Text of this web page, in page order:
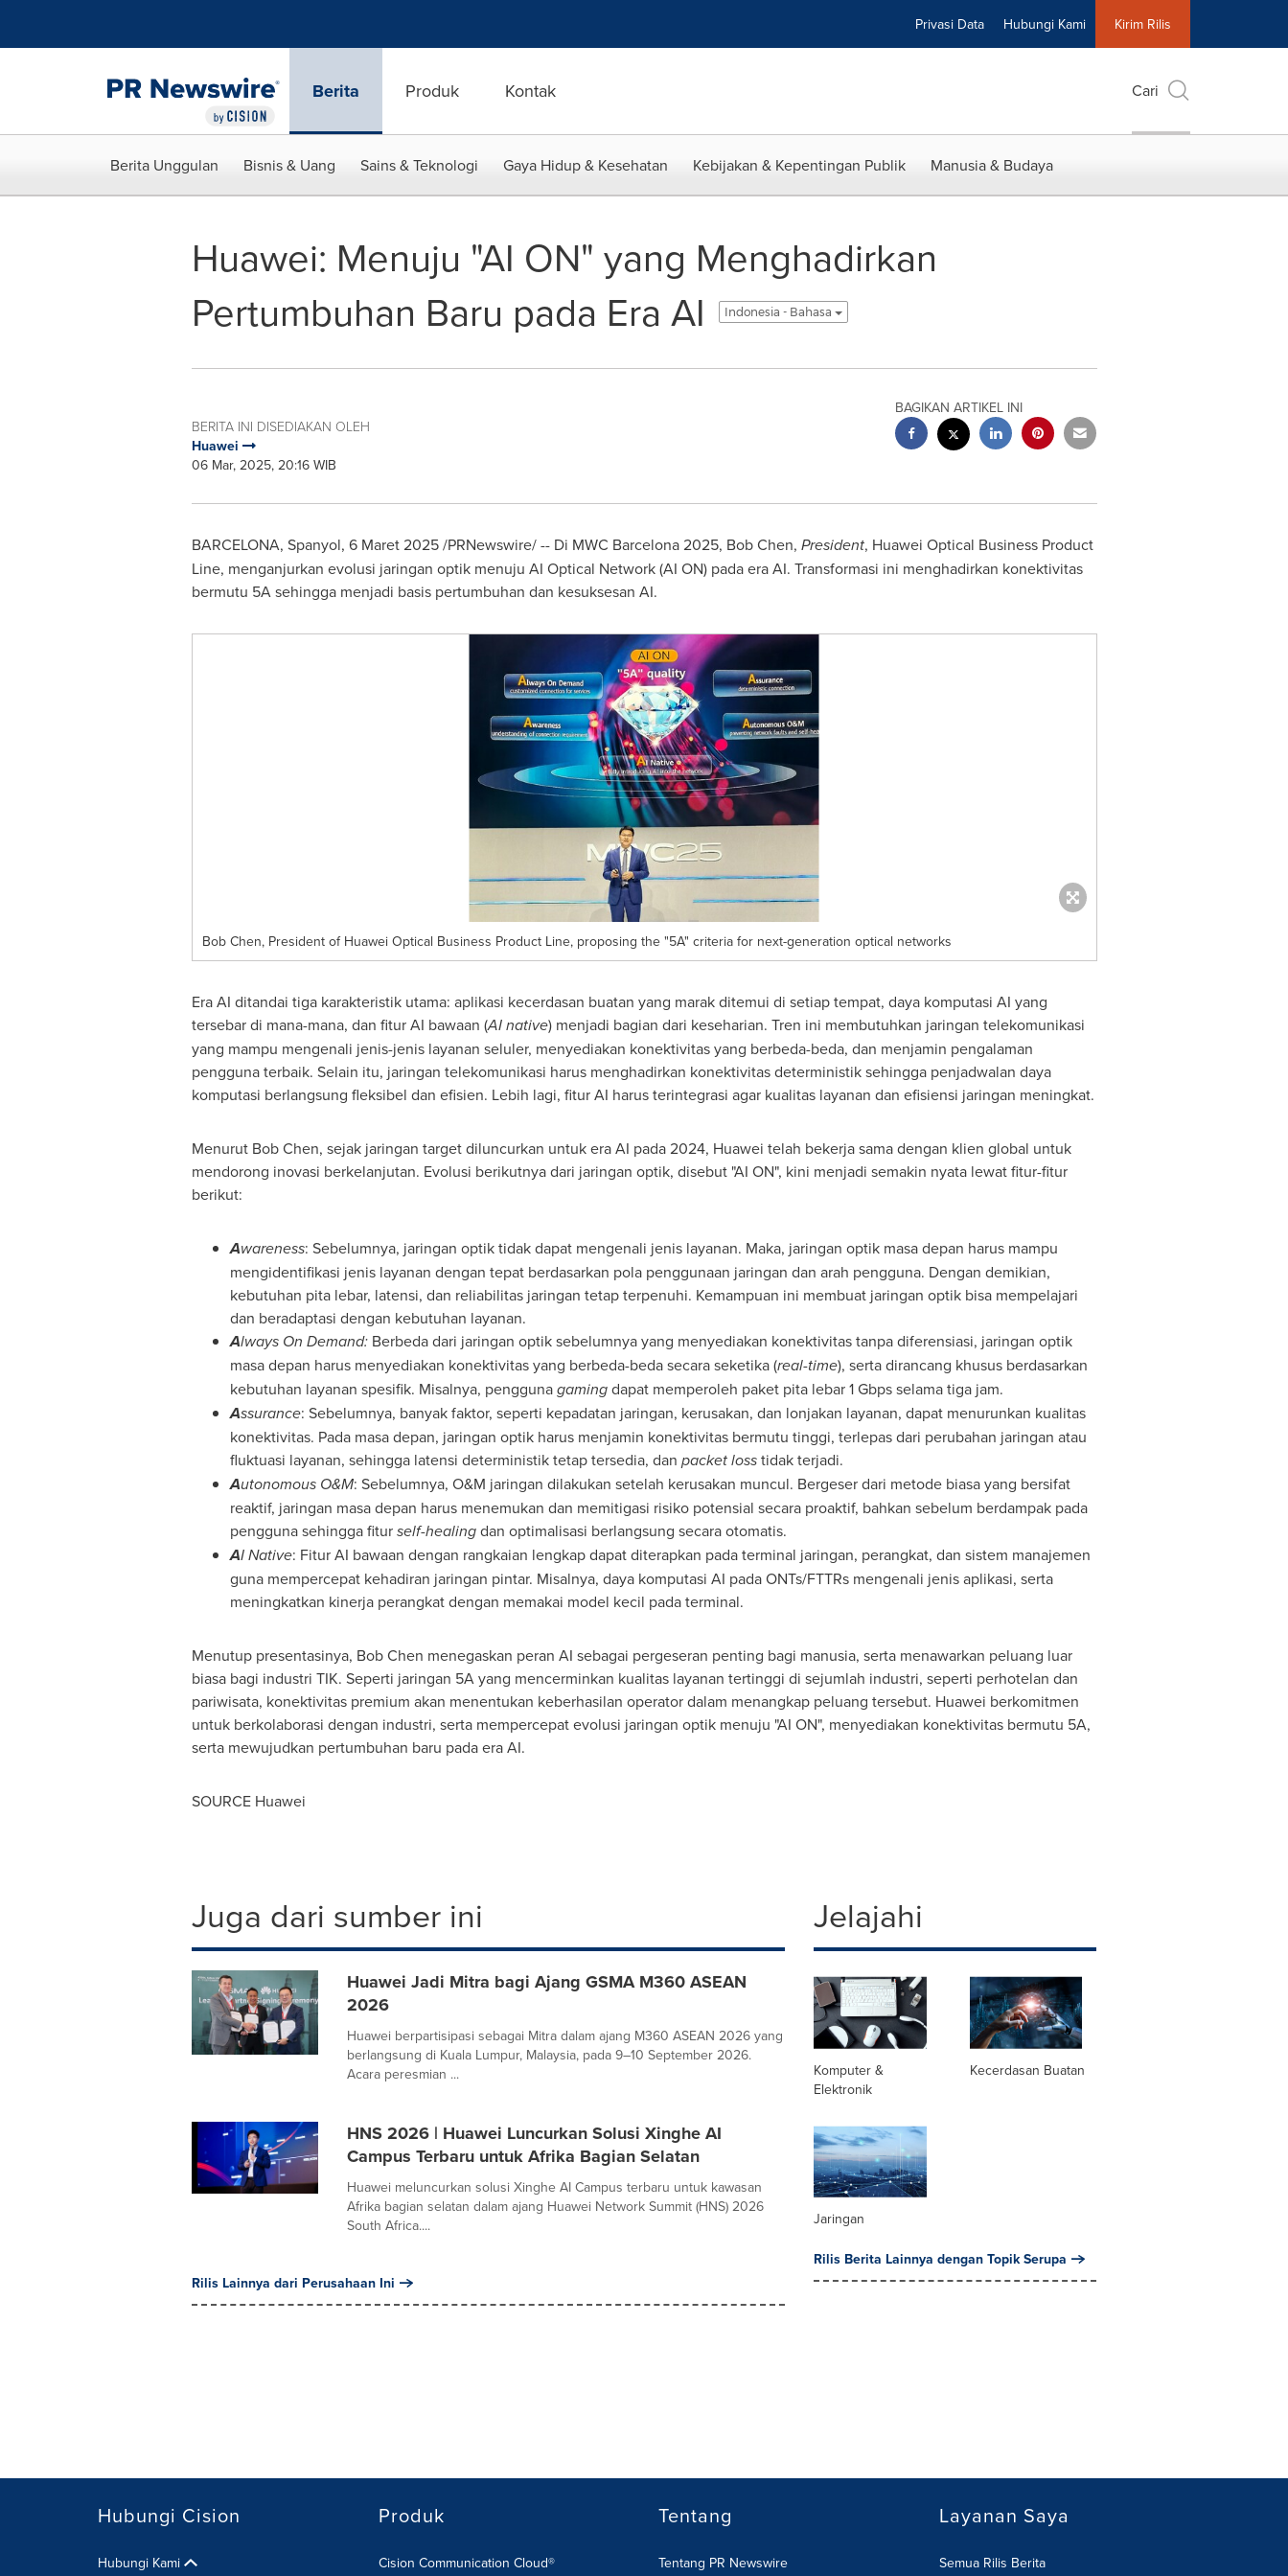
Privasi Data Hubungi Kami Kirim Rilis
Berita Produk Kontak Cari
Berita Unggulan Bisnis & Uang Sains & Teknologi Gaya Hidup & Kesehatan Kebijakan & Kepentingan Publik Manusia & Budaya
Huawei: Menuju "AI ON" yang Menghadirkan
Pertumbuhan Baru pada Era AI
Indonesia - Bahasa
BERITA INI DISEDIAKAN OLEH
Huawei
06 Mar, 2025, 20:16 WIB
BAGIKAN ARTIKEL INI
BARCELONA, Spanyol, 6 Maret 2025 /PRNewswire/ -- Di MWC Barcelona 2025, Bob Chen, President, Huawei Optical Business Product
Line, menganjurkan evolusi jaringan optik menuju AI Optical Network (AI ON) pada era AI. Transformasi ini menghadirkan konektivitas
bermutu 5A sehingga menjadi basis pertumbuhan dan kesuksesan AI.
Bob Chen, President of Huawei Optical Business Product Line, proposing the "5A" criteria for next-generation optical networks
Era AI ditandai tiga karakteristik utama: aplikasi kecerdasan buatan yang marak ditemui di setiap tempat, daya komputasi AI yang
tersebar di mana-mana, dan fitur AI bawaan (AI native) menjadi bagian dari keseharian. Tren ini membutuhkan jaringan telekomunikasi
yang mampu mengenali jenis-jenis layanan seluler, menyediakan konektivitas yang berbeda-beda, dan menjamin pengalaman
pengguna terbaik. Selain itu, jaringan telekomunikasi harus menghadirkan konektivitas deterministik sehingga penjadwalan daya
komputasi berlangsung fleksibel dan efisien. Lebih lagi, fitur AI harus terintegrasi agar kualitas layanan dan efisiensi jaringan meningkat.
Menurut Bob Chen, sejak jaringan target diluncurkan untuk era AI pada 2024, Huawei telah bekerja sama dengan klien global untuk
mendorong inovasi berkelanjutan. Evolusi berikutnya dari jaringan optik, disebut "AI ON", kini menjadi semakin nyata lewat fitur-fitur
berikut:
Awareness: Sebelumnya, jaringan optik tidak dapat mengenali jenis layanan. Maka, jaringan optik masa depan harus mampu
mengidentifikasi jenis layanan dengan tepat berdasarkan pola penggunaan jaringan dan arah pengguna. Dengan demikian,
kebutuhan pita lebar, latensi, dan reliabilitas jaringan tetap terpenuhi. Kemampuan ini membuat jaringan optik bisa mempelajari
dan beradaptasi dengan kebutuhan layanan.
Always On Demand:Berbeda dari jaringan optik sebelumnya yang menyediakan konektivitas tanpa diferensiasi, jaringan optik
masa depan harus menyediakan konektivitas yang berbeda-beda secara seketika (real-time), serta dirancang khusus berdasarkan
kebutuhan layanan spesifik. Misalnya, penggunagamingdapat memperoleh paket pita lebar 1 Gbps selama tiga jam.
Assurance: Sebelumnya, banyak faktor, seperti kepadatan jaringan, kerusakan, dan lonjakan layanan, dapat menurunkan kualitas
konektivitas. Pada masa depan, jaringan optik harus menjamin konektivitas bermutu tinggi, terlepas dari perubahan jaringan atau
fluktuasi layanan, sehingga latensi deterministik tetap tersedia, dan packet losstidak terjadi.
Autonomous O&M: Sebelumnya, O&M jaringan dilakukan setelah kerusakan muncul. Bergeser dari metode biasa yang bersifat
reaktif, jaringan masa depan harus menemukan dan memitigasi risiko potensial secara proaktif, bahkan sebelum berdampak pada
pengguna sehingga fiturself-healingdan optimalisasi berlangsung secara otomatis.
AI Native: Fitur AI bawaan dengan rangkaian lengkap dapat diterapkan pada terminal jaringan, perangkat, dan sistem manajemen
guna mempercepat kehadiran jaringan pintar. Misalnya, daya komputasi AI pada ONTs/FTTRs mengenali jenis aplikasi, serta
meningkatkan kinerja perangkat dengan memakai model kecil pada terminal.
Menutup presentasinya, Bob Chen menegaskan peran AI sebagai pergeseran penting bagi manusia, serta menawarkan peluang luar
biasa bagi industri TIK. Seperti jaringan 5A yang mencerminkan kualitas layanan tertinggi di sejumlah industri, seperti perhotelan dan
pariwisata, konektivitas premium akan menentukan keberhasilan operator dalam menangkap peluang tersebut. Huawei berkomitmen
untuk berkolaborasi dengan industri, serta mempercepat evolusi jaringan optik menuju "AI ON", menyediakan konektivitas bermutu 5A,
serta mewujudkan pertumbuhan baru pada era AI.
SOURCE Huawei
Juga dari sumber ini
Huawei Jadi Mitra bagi Ajang GSMA M360 ASEAN
2026
Huawei berpartisipasi sebagai Mitra dalam ajang M360 ASEAN 2026 yang
berlangsung di Kuala Lumpur, Malaysia, pada 9–10 September 2026.
Acara peresmian ...
HNS 2026 | Huawei Luncurkan Solusi Xinghe AI
Campus Terbaru untuk Afrika Bagian Selatan
Huawei meluncurkan solusi Xinghe AI Campus terbaru untuk kawasan
Afrika bagian selatan dalam ajang Huawei Network Summit (HNS) 2026
South Africa....
Rilis Lainnya dari Perusahaan Ini
Jelajahi
Komputer &
Elektronik
Kecerdasan Buatan
Jaringan
Rilis Berita Lainnya dengan Topik Serupa
Hubungi Cision
Hubungi Kami
Produk
Cision Communication Cloud®
Tentang
Tentang PR Newswire
Layanan Saya
Semua Rilis Berita